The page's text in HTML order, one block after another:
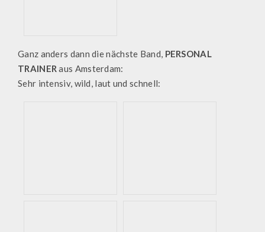
Ganz anders dann die nächste Band, PERSONAL
TRAINER aus Amsterdam:
Sehr intensiv, wild, laut und schnell: